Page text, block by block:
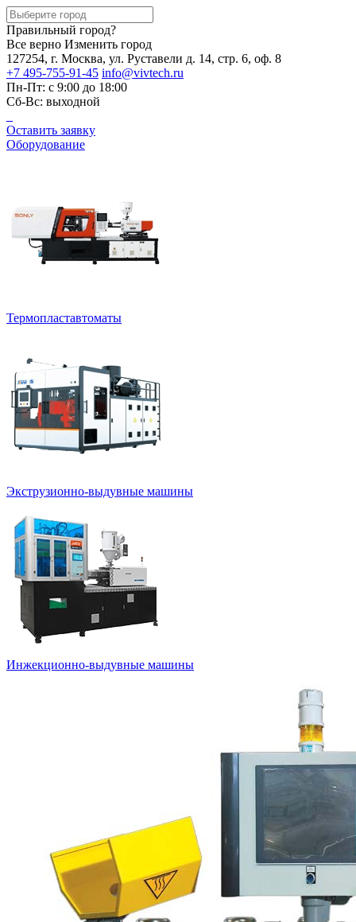
Правильный город?
Все верно Изменить город
127254, г. Москва, ул. Руставели д. 14, стр. 6, оф. 8
+7 495-755-91-45 info@vivtech.ru
Пн-Пт: с 9:00 до 18:00
Сб-Вс: выходной
Оставить заявку
Оборудование
Термопластавтоматы
Экструзионно-выдувные машины
Инжекционно-выдувные машины